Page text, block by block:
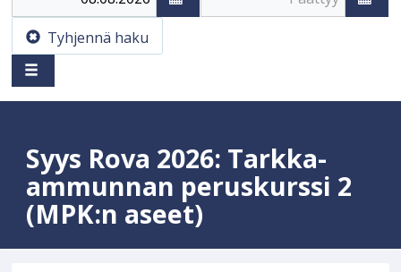
Tyhjennä haku
Syys Rova 2026: Tarkka-
ammunnan peruskurssi 2
(MPK:n aseet)